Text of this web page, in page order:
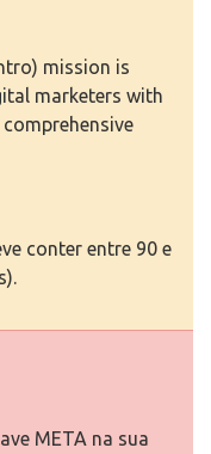
mission is
marketers with
conter entre 90 e
META na sua